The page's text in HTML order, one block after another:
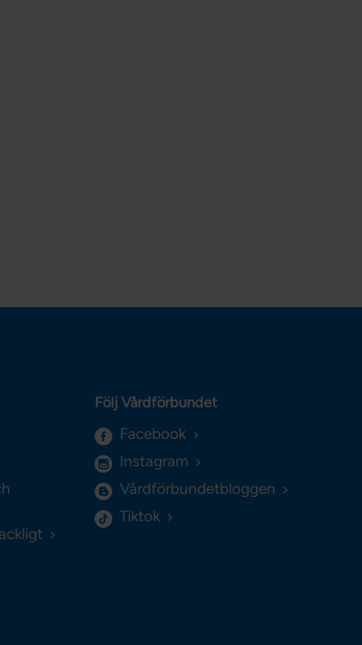
Följ Vårdförbundet
Facebook
Instagram
Vårdförbundetbloggen
Tiktok